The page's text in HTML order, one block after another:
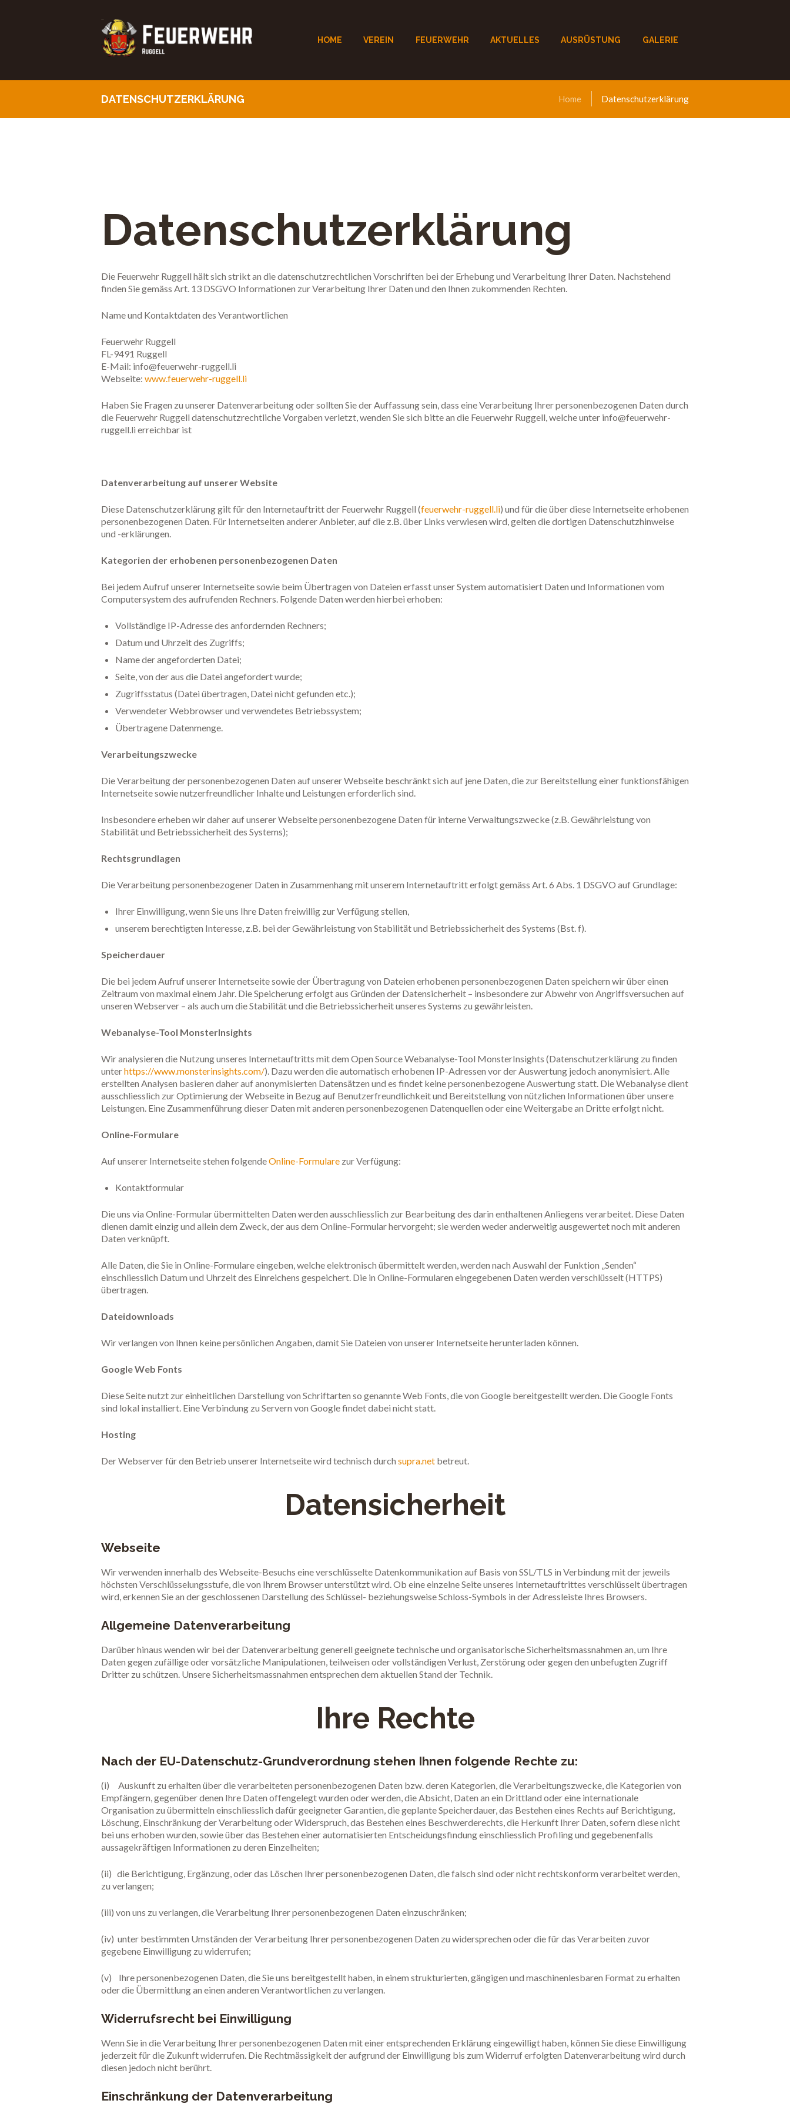
HOME VEREIN FEUERWEHR AKTUELLES AUSRÜSTUNG GALERIE
DATENSCHUTZERKLÄRUNG Home Datenschutzerklärung
Datenschutzerklärung
Die Feuerwehr Ruggell hält sich strikt an die datenschutzrechtlichen Vorschriften bei der Erhebung und Verarbeitung Ihrer Daten. Nachstehend
finden Sie gemäss Art. 13 DSGVO Informationen zur Verarbeitung Ihrer Daten und den Ihnen zukommenden Rechten.
Name und Kontaktdaten des Verantwortlichen
Feuerwehr Ruggell
FL-9491 Ruggell
E-Mail: info@feuerwehr-ruggell.li
Webseite: www.feuerwehr-ruggell.li
Haben Sie Fragen zu unserer Datenverarbeitung oder sollten Sie der Auffassung sein, dass eine Verarbeitung Ihrer personenbezogenen Daten durch
die Feuerwehr Ruggell datenschutzrechtliche Vorgaben verletzt, wenden Sie sich bitte an die Feuerwehr Ruggell, welche unter info@feuerwehr-
ruggell.li erreichbar ist
Datenverarbeitung auf unserer Website
Diese Datenschutzerklärung gilt für den Internetauftritt der Feuerwehr Ruggell (feuerwehr-ruggell.li) und für die über diese Internetseite erhobenen
personenbezogenen Daten. Für Internetseiten anderer Anbieter, auf die z.B. über Links verwiesen wird, gelten die dortigen Datenschutzhinweise
und -erklärungen.
Kategorien der erhobenen personenbezogenen Daten
Bei jedem Aufruf unserer Internetseite sowie beim Übertragen von Dateien erfasst unser System automatisiert Daten und Informationen vom
Computersystem des aufrufenden Rechners. Folgende Daten werden hierbei erhoben:
Vollständige IP-Adresse des anfordernden Rechners;
Datum und Uhrzeit des Zugriffs;
Name der angeforderten Datei;
Seite, von der aus die Datei angefordert wurde;
Zugriffsstatus (Datei übertragen, Datei nicht gefunden etc.);
Verwendeter Webbrowser und verwendetes Betriebssystem;
Übertragene Datenmenge.
Verarbeitungszwecke
Die Verarbeitung der personenbezogenen Daten auf unserer Webseite beschränkt sich auf jene Daten, die zur Bereitstellung einer funktionsfähigen
Internetseite sowie nutzerfreundlicher Inhalte und Leistungen erforderlich sind.
Insbesondere erheben wir daher auf unserer Webseite personenbezogene Daten für interne Verwaltungszwecke (z.B. Gewährleistung von
Stabilität und Betriebssicherheit des Systems);
Rechtsgrundlagen
Die Verarbeitung personenbezogener Daten in Zusammenhang mit unserem Internetauftritt erfolgt gemäss Art. 6 Abs. 1 DSGVO auf Grundlage:
Ihrer Einwilligung, wenn Sie uns Ihre Daten freiwillig zur Verfügung stellen,
unserem berechtigten Interesse, z.B. bei der Gewährleistung von Stabilität und Betriebssicherheit des Systems (Bst. f).
Speicherdauer
Die bei jedem Aufruf unserer Internetseite sowie der Übertragung von Dateien erhobenen personenbezogenen Daten speichern wir über einen
Zeitraum von maximal einem Jahr. Die Speicherung erfolgt aus Gründen der Datensicherheit – insbesondere zur Abwehr von Angriffsversuchen auf
unseren Webserver – als auch um die Stabilität und die Betriebssicherheit unseres Systems zu gewährleisten.
Webanalyse-Tool MonsterInsights
Wir analysieren die Nutzung unseres Internetauftritts mit dem Open Source Webanalyse-Tool MonsterInsights (Datenschutzerklärung zu finden
unterhttps://www.monsterinsights.com/). Dazu werden die automatisch erhobenen IP-Adressen vor der Auswertung jedoch anonymisiert. Alle
erstellten Analysen basieren daher auf anonymisierten Datensätzen und es findet keine personenbezogene Auswertung statt. Die Webanalyse dient
ausschliesslich zur Optimierung der Webseite in Bezug auf Benutzerfreundlichkeit und Bereitstellung von nützlichen Informationen über unsere
Leistungen. Eine Zusammenführung dieser Daten mit anderen personenbezogenen Datenquellen oder eine Weitergabe an Dritte erfolgt nicht.
Online-Formulare
Auf unserer Internetseite stehen folgendeOnline-Formulare zur Verfügung:
Kontaktformular
Die uns via Online-Formular übermittelten Daten werden ausschliesslich zur Bearbeitung des darin enthaltenen Anliegens verarbeitet. Diese Daten
dienen damit einzig und allein dem Zweck, der aus dem Online-Formular hervorgeht; sie werden weder anderweitig ausgewertet noch mit anderen
Daten verknüpft.
Alle Daten, die Sie in Online-Formulare eingeben, welche elektronisch übermittelt werden, werden nach Auswahl der Funktion „Senden“
einschliesslich Datum und Uhrzeit des Einreichens gespeichert. Die in Online-Formularen eingegebenen Daten werden verschlüsselt (HTTPS)
übertragen.
Dateidownloads
Wir verlangen von Ihnen keine persönlichen Angaben, damit Sie Dateien von unserer Internetseite herunterladen können.
Google Web Fonts
Diese Seite nutzt zur einheitlichen Darstellung von Schriftarten so genannte Web Fonts, die von Google bereitgestellt werden. Die Google Fonts
sind lokal installiert. Eine Verbindung zu Servern von Google findet dabei nicht statt.
Hosting
Der Webserver für den Betrieb unserer Internetseite wird technisch durch supra.net betreut.
Datensicherheit
Webseite
Wir verwenden innerhalb des Webseite-Besuchs eine verschlüsselte Datenkommunikation auf Basis von SSL/TLS in Verbindung mit der jeweils
höchsten Verschlüsselungsstufe, die von Ihrem Browser unterstützt wird. Ob eine einzelne Seite unseres Internetauftrittes verschlüsselt übertragen
wird, erkennen Sie an der geschlossenen Darstellung des Schlüssel- beziehungsweise Schloss-Symbols in der Adressleiste Ihres Browsers.
Allgemeine Datenverarbeitung
Darüber hinaus wenden wir bei der Datenverarbeitung generell geeignete technische und organisatorische Sicherheitsmassnahmen an, um Ihre
Daten gegen zufällige oder vorsätzliche Manipulationen, teilweisen oder vollständigen Verlust, Zerstörung oder gegen den unbefugten Zugriff
Dritter zu schützen. Unsere Sicherheitsmassnahmen entsprechen dem aktuellen Stand der Technik.
Ihre Rechte
Nach der EU-Datenschutz-Grundverordnung stehen Ihnen folgende Rechte zu:
(i) Auskunft zu erhalten über die verarbeiteten personenbezogenen Daten bzw. deren Kategorien, die Verarbeitungszwecke, die Kategorien von
Empfängern, gegenüber denen Ihre Daten offengelegt wurden oder werden, die Absicht, Daten an ein Drittland oder eine internationale
Organisation zu übermitteln einschliesslich dafür geeigneter Garantien, die geplante Speicherdauer, das Bestehen eines Rechts auf Berichtigung,
Löschung, Einschränkung der Verarbeitung oder Widerspruch, das Bestehen eines Beschwerderechts, die Herkunft Ihrer Daten, sofern diese nicht
bei uns erhoben wurden, sowie über das Bestehen einer automatisierten Entscheidungsfindung einschliesslich Profiling und gegebenenfalls
aussagekräftigen Informationen zu deren Einzelheiten;
(ii) die Berichtigung, Ergänzung, oder das Löschen Ihrer personenbezogenen Daten, die falsch sind oder nicht rechtskonform verarbeitet werden,
zu verlangen;
(iii) von uns zu verlangen, die Verarbeitung Ihrer personenbezogenen Daten einzuschränken;
(iv) unter bestimmten Umständen der Verarbeitung Ihrer personenbezogenen Daten zu widersprechen oder die für das Verarbeiten zuvor
gegebene Einwilligung zu widerrufen;
(v) Ihre personenbezogenen Daten, die Sie uns bereitgestellt haben, in einem strukturierten, gängigen und maschinenlesbaren Format zu erhalten
oder die Übermittlung an einen anderen Verantwortlichen zu verlangen.
Widerrufsrecht bei Einwilligung
Wenn Sie in die Verarbeitung Ihrer personenbezogenen Daten mit einer entsprechenden Erklärung eingewilligt haben, können Sie diese Einwilligung
jederzeit für die Zukunft widerrufen. Die Rechtmässigkeit der aufgrund der Einwilligung bis zum Widerruf erfolgten Datenverarbeitung wird durch
diesen jedoch nicht berührt.
Einschränkung der Datenverarbeitung